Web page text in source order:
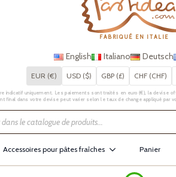
FABRIQUÉ EN ITALIE
English Italiano Deutsch
EUR (€) USD ($) GBP (£) CHF (CHF)
indicatif uniquement. Les paiements sont traités en euro (€), la devise
final dans votre devise peut varier selon le taux de change appliqué par
Accessoires pour pâtes fraîches Panier